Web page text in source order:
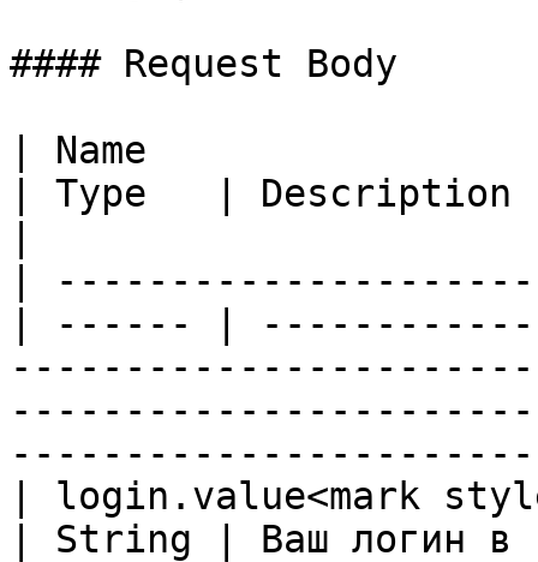
#### Request Body
| Name
| Type   | Description
|
| ------ |
| login.value<mark
| String | Ваш логин в